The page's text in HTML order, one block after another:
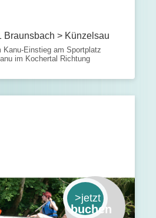
Braunsbach > Künzelsau
Kanu-Einstieg am Sportplatz
im Kochertal Richtung
>jetzt
buchen